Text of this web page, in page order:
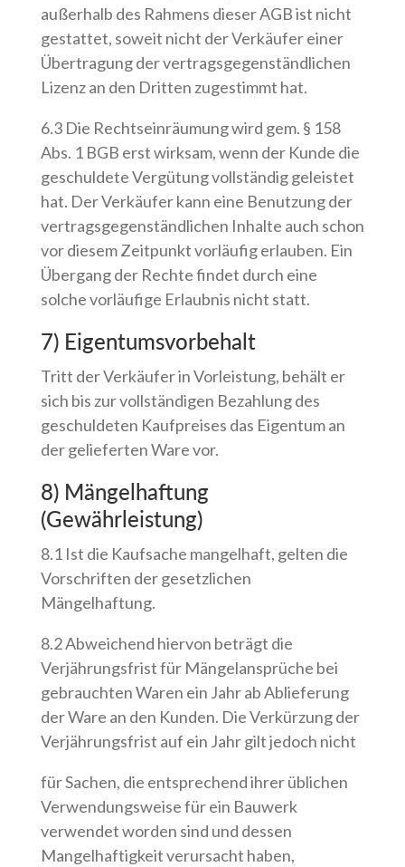
außerhalb des Rahmens dieser AGB ist nicht
gestattet, soweit nicht der Verkäufer einer
Übertragung der vertragsgegenständlichen
Lizenz an den Dritten zugestimmt hat.
6.3 Die Rechtseinräumung wird gem. § 158
Abs. 1 BGB erst wirksam, wenn der Kunde die
geschuldete Vergütung vollständig geleistet
hat. Der Verkäufer kann eine Benutzung der
vertragsgegenständlichen Inhalte auch schon
vor diesem Zeitpunkt vorläufig erlauben. Ein
Übergang der Rechte findet durch eine
solche vorläufige Erlaubnis nicht statt.
7) Eigentumsvorbehalt
Tritt der Verkäufer in Vorleistung, behält er
sich bis zur vollständigen Bezahlung des
geschuldeten Kaufpreises das Eigentum an
der gelieferten Ware vor.
8) Mängelhaftung
(Gewährleistung)
8.1 Ist die Kaufsache mangelhaft, gelten die
Vorschriften der gesetzlichen
Mängelhaftung.
8.2 Abweichend hiervon beträgt die
Verjährungsfrist für Mängelansprüche bei
gebrauchten Waren ein Jahr ab Ablieferung
der Ware an den Kunden. Die Verkürzung der
Verjährungsfrist auf ein Jahr gilt jedoch nicht
für Sachen, die entsprechend ihrer üblichen
Verwendungsweise für ein Bauwerk
verwendet worden sind und dessen
Mangelhaftigkeit verursacht haben,